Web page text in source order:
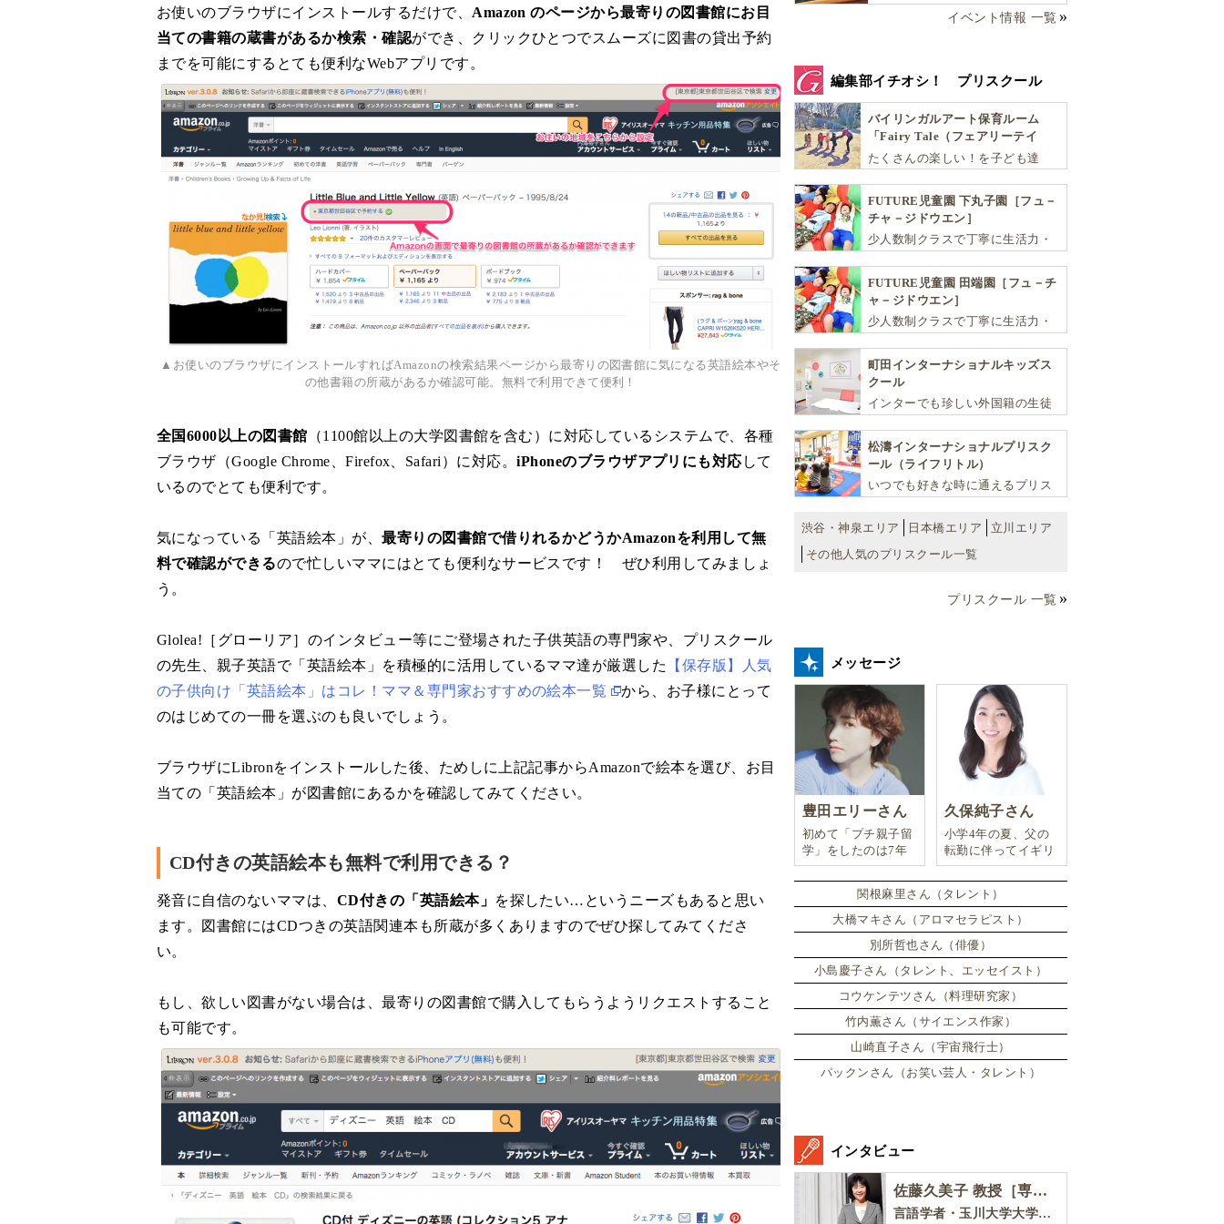
お使いのブラウザにインストールするだけで、 Amazon のページから最寄りの図書館にお目
当ての書籍の蔵書があるか検索・確認ができ、クリックひとつでスムーズに図書の貸出予約
までを可能にするとても便利なWebアプリです。
▲お使いのブラウザにインストールすればAmazonの検索結果ページから最寄りの図書館に気になる英語絵本やそ
の他書籍の所蔵があるか確認可能。無料で利用できて便利！
全国6000以上の図書館 （1100館以上の大学図書館を含む）に対応しているシステムで、各種
ブラウザ（Google Chrome、Firefox、Safari）に対応。iPhoneのブラウザアプリにも対応 して
いるのでとても便利です。
気になっている「英語絵本」が、最寄りの図書館で借りれるかどうかAmazonを利用して無
料で確認ができるので忙しいママにはとても便利なサービスです！ ぜひ利用してみましょ
う。
Glolea!［グローリア］のインタビュー等にご登場された子供英語の専門家や、プリスクール
の先生、親子英語で「英語絵本」を積極的に活用しているママ達が厳選した
【保存版】人気
の子供向け「英語絵本」はコレ！ママ＆専門家おすすめの絵本一覧
から、お子様にとって
のはじめての一冊を選ぶのも良いでしょう。
ブラウザにLibronをインストールした後、ためしに上記記事からAmazonで絵本を選び、お目
当ての「英語絵本」が図書館にあるかを確認してみてください。
CD付きの英語絵本も無料で利用できる？
発音に自信のないママは、 CD付きの「英語絵本」 を探したい…というニーズもあると思い
ます。図書館にはCDつきの英語関連本も所蔵が多くありますのでぜひ探してみてくださ
い。
もし、欲しい図書がない場合は、最寄りの図書館で購入してもらうようリクエストすること
も可能です。
イベント情報 一覧
編集部イチオシ！ プリスクール
バイリンガルアート保育ルーム
「Fairy Tale（フェアリーテイ
ル）」
たくさんの楽しい！を子ども達
ラムとバイリンガル保育で子供達
の『生きる力』を育てます。
FUTURE児童園 下丸子園［フュ－
チャ－ジドウエン］
少人数制クラスで丁寧に生活力・
能性を広げます！
FUTURE児童園 田端園［フュ－チ
ャ－ジドウエン］
少人数制クラスで丁寧に生活力・
能性を広げます！
町田インターナショナルキッズス
クール
インターでも珍しい外国籍の生徒
境が魅力の「町田インターナショ
ナルキッズスクール」。
松濤インターナショナルプリスク
ール（ライフリトル）
いつでも好きな時に通えるプリス
性を尊重し、想像力豊かな感性、
自ら進んで学ぶこと、考える力を
育みます
渋谷・神泉エリア 日本橋エリア
立川エリア
その他人気のプリスクール一覧
プリスクール 一覧
メッセージ
豊田エリーさん
初めて「プチ親子留
学」をしたのは7年
前。娘は2週間ロン
ドンのサマースクー
ルに通い、英語劇に
挑戦したり、
久保純子さん
小学4年の夏、父の
転勤に伴ってイギリ
スに引っ越した。
関根麻里さん（タレント）
大橋マキさん（アロマセラピスト）
別所哲也さん（俳優）
小島慶子さん（タレント、エッセイスト）
コウケンテツさん（料理研究家）
竹内薫さん（サイエンス作家）
山崎直子さん（宇宙飛行士）
パックンさん（お笑い芸人・タレント）
インタビュー
佐藤久美子 教授［専門家インタビュー］
言語学者・玉川大学大学院教育学研究科 教授・NHK「えいごであそぼ」総合指導